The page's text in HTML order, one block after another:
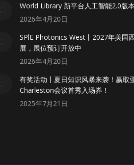
World Library 新平台人工智能2.0版
2026年4月20日
SPlE Photonics West丨2027年美国
展，展位预订开放中
2026年4月20日
有奖活动丨夏日知识风暴来袭！赢取
Charleston会议首秀入场券！
2025年7月21日